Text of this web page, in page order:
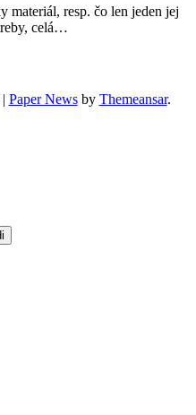
celá…
| Paper Newsby Themeansar.